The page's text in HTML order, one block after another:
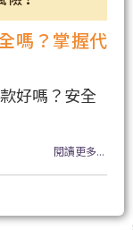
嗎？掌握代
好嗎？安全
閱讀更多...